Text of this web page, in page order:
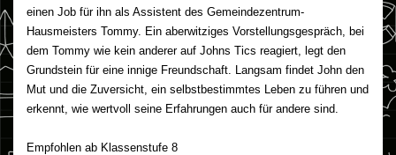
einen Job für ihn als Assistent des Gemeindezentrum-
Hausmeisters Tommy. Ein aberwitziges Vorstellungsgespräch, bei
dem Tommy wie kein anderer auf Johns Tics reagiert, legt den
Grundstein für eine innige Freundschaft. Langsam findet John den
Mut und die Zuversicht, ein selbstbestimmtes Leben zu führen und
erkennt, wie wertvoll seine Erfahrungen auch für andere sind.
Empfohlen ab Klassenstufe 8